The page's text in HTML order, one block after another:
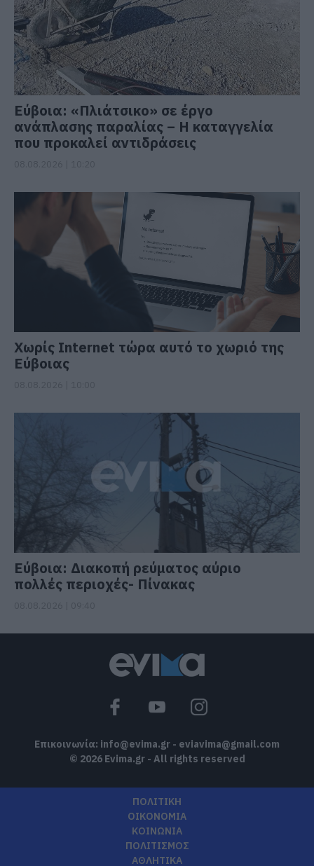
Εύβοια: «Πλιάτσικο» σε έργο
ανάπλασης παραλίας – Η καταγγελία
που προκαλεί αντιδράσεις
Χωρίς Internet τώρα αυτό το χωριό της
Εύβοιας
Εύβοια: Διακοπή ρεύματος αύριο
πολλές περιοχές- Πίνακας
Επικοινωνία: info@evima.gr - eviavima@gmail.com
© 2026 Evima.gr - All rights reserved
ΠΟΛΙΤΙΚΗ
ΟΙΚΟΝΟΜΙΑ
ΚΟΙΝΩΝΙΑ
ΠΟΛΙΤΙΣΜΟΣ
ΑΘΛΗΤΙΚΑ